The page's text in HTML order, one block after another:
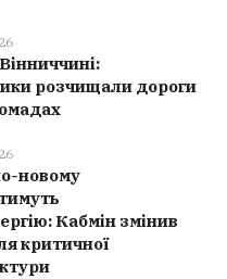
розчищали дороги
новому
Кабмін змінив
критичної